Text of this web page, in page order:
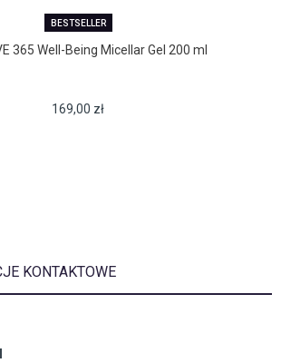
BESTSELLER
365 Well-Being Micellar Gel 200 ml
169,00 zł
KONTAKTOWE